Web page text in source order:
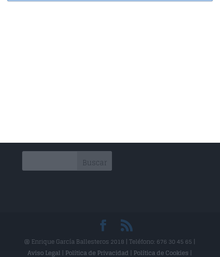
Osteopatía Estructural
@ Enrique García Ballesteros 2018 | Teléfono: 676 30 45 65 |
Aviso Legal | Política de Privacidad | Política de Cookies |